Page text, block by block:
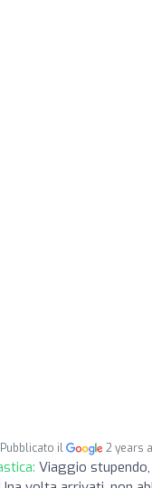
Pubblicato il 2 years
Viaggio